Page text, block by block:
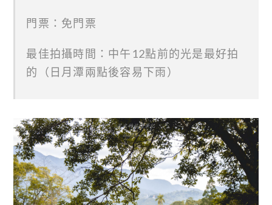
門票：免門票
最佳拍攝時間：中午12點前的光是最好拍
的（日月潭兩點後容易下雨）